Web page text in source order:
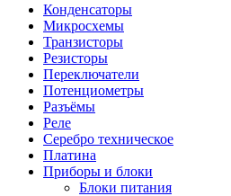
Конденсаторы
Микросхемы
Транзисторы
Резисторы
Переключатели
Потенциометры
Разъёмы
Реле
Серебро техническое
Платина
Приборы и блоки
Блоки питания